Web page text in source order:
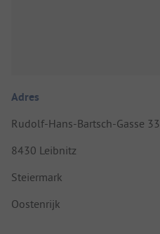
Adres
Rudolf-Hans-Bartsch-Gasse 33
8430 Leibnitz
Steiermark
Oostenrijk